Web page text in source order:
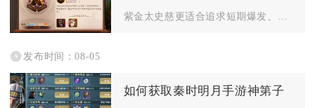
发布时间：08-05
如何获取秦时明月手游神第子